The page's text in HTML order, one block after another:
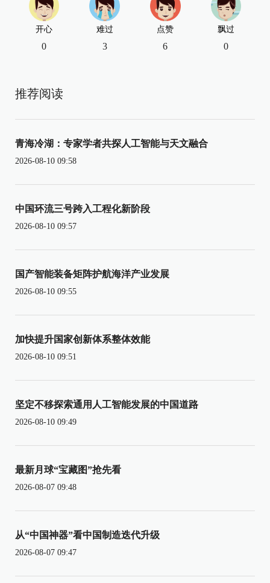
开心
0
难过
3
点赞
6
飘过
0
推荐阅读
青海冷湖：专家学者共探人工智能与天文融合
2026-08-10 09:58
中国环流三号跨入工程化新阶段
2026-08-10 09:57
国产智能装备矩阵护航海洋产业发展
2026-08-10 09:55
加快提升国家创新体系整体效能
2026-08-10 09:51
坚定不移探索通用人工智能发展的中国道路
2026-08-10 09:49
最新月球“宝藏图”抢先看
2026-08-07 09:48
从“中国神器”看中国制造迭代升级
2026-08-07 09:47